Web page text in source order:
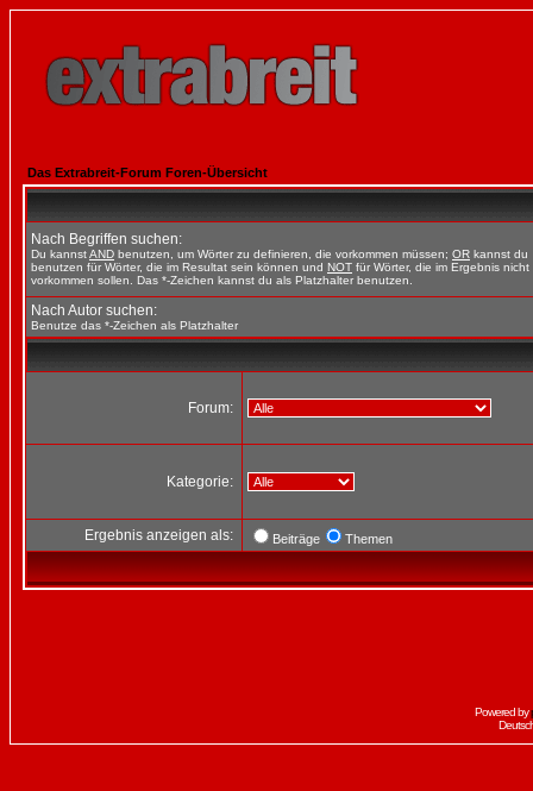
Das Extrabreit-Forum Foren-Übersicht
Nach Begriffen suchen:
Du kannstAND benutzen, um Wörter zu definieren, die vorkommen müssen; OR kannst du
benutzen für Wörter, die im Resultat sein können und NOT für Wörter, die im Ergebnis nicht
vorkommen sollen. Das *-Zeichen kannst du als Platzhalter benutzen.
Nach Autor suchen:
Benutze das *-Zeichen als Platzhalter
Forum:
Kategorie:
Ergebnis anzeigen als: Beiträge Themen
Powered by